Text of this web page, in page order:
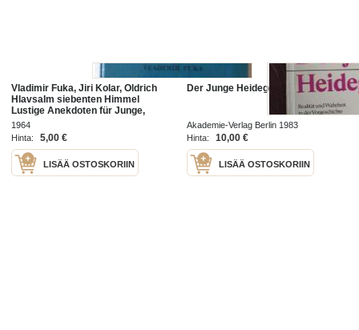
Vladimir Fuka, Jiri Kolar, Oldrich
HlavsaIm siebenten Himmel
Lustige Anekdoten für Junge,
Ältere und Alte, für Gross und
Klein
1964
Hinta:
5,00 €
LISÄÄ OSTOSKORIIN
Der Junge Heidegger
Akademie-Verlag Berlin 1983
Hinta:
10,00 €
LISÄÄ OSTOSKORIIN